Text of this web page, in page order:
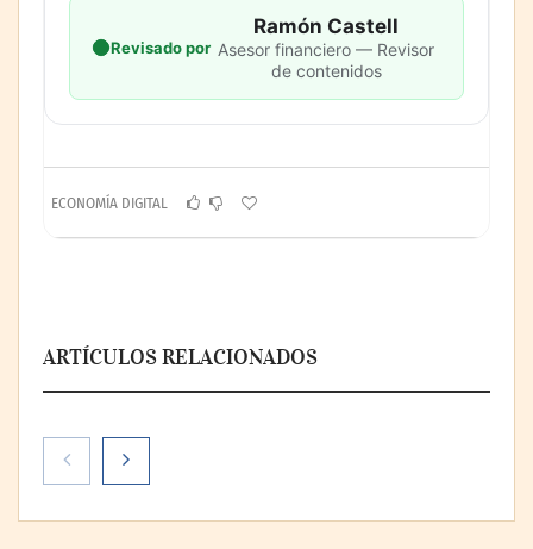
Revisado por
Ramón Castell
Asesor financiero — Revisor
de contenidos
ECONOMÍA DIGITAL
ARTÍCULOS RELACIONADOS
Digitech amplía su presencia en Madrid
con una tercera sede especializada en FP